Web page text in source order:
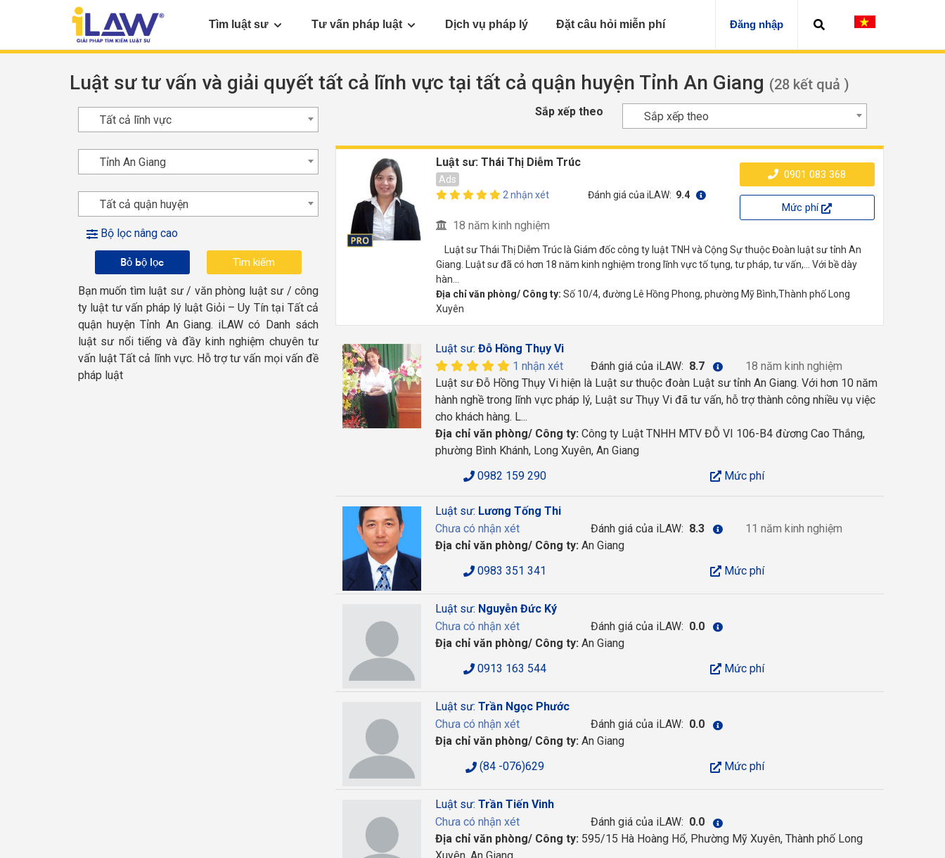
Tìm luật sư Tư vấn pháp luật Dịch vụ pháp lý Đặt câu hỏi miễn phí Đăng nhập
Luật sư tư vấn và giải quyết tất cả lĩnh vực tại tất cả quận huyện Tỉnh An Giang (28 kết quả )
Sắp xếp theo Sắp xếp theo
Luật sư: Thái Thị Diễm Trúc
Ads
2 nhận xét
Đánh giá của iLAW: 9.4
18 năm kinh nghiệm
0901 083 368
Mức phí
Luật sư Thái Thị Diễm Trúc là Giám đốc công ty luật TNH và Cộng Sự thuộc Đoàn luật sư tỉnh An
Giang. Luật sư đã có hơn 18 năm kinh nghiệm trong lĩnh vực tố tụng, tư pháp, tư vấn,... Với bề dày
hàn...
Địa chỉ văn phòng/ Công ty: Số 10/4, đường Lê Hồng Phong, phường Mỹ Bình,Thành phố Long
Xuyên
Tất cả lĩnh vực
Tỉnh An Giang
Tất cả quận huyện
Bộ lọc nâng cao
Bỏ bộ lọc
Bạn muốn tìm luật sư / văn phòng luật sư / công
ty luật tư vấn pháp lý luật Giỏi – Uy Tín tại Tất cả
quận huyện Tỉnh An Giang. iLAW có Danh sách
luật sư nổi tiếng và đầy kinh nghiệm chuyên tư
vấn luật Tất cả lĩnh vực. Hỗ trợ tư vấn mọi vấn đề
pháp luật
Luật sư: Đỗ Hồng Thụy Vi
1 nhận xét
Đánh giá của iLAW: 8.7
18 năm kinh nghiệm
Luật sư Đỗ Hồng Thụy Vi hiện là Luật sư thuộc đoàn Luật sư tỉnh An Giang. Với hơn 10 năm
hành nghề trong lĩnh vực pháp lý, Luật sư Thụy Vi đã tư vấn, hỗ trợ thành công nhiều vụ việc
cho khách hàng. L...
Địa chỉ văn phòng/ Công ty: Công ty Luật TNHH MTV ĐỖ VI 106-B4 đừơng Cao Thắng,
phường Bình Khánh, Long Xuyên, An Giang
0982 159 290
Mức phí
Luật sư: Lương Tống Thi
Chưa có nhận xét
Đánh giá của iLAW: 8.3
11 năm kinh nghiệm
Địa chỉ văn phòng/ Công ty: An Giang
0983 351 341
Mức phí
Luật sư: Nguyễn Đức Ký
Chưa có nhận xét
Đánh giá của iLAW: 0.0
Địa chỉ văn phòng/ Công ty: An Giang
0913 163 544
Mức phí
Luật sư: Trần Ngọc Phước
Chưa có nhận xét
Đánh giá của iLAW: 0.0
Địa chỉ văn phòng/ Công ty: An Giang
(84 -076)629
Mức phí
Luật sư: Trần Tiến Vinh
Chưa có nhận xét
Đánh giá của iLAW: 0.0
Địa chỉ văn phòng/ Công ty: 595/15 Hà Hoàng Hổ, Phường Mỹ Xuyên, Thành phố Long